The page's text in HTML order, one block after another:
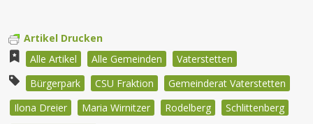
Artikel Drucken
Alle Artikel
Alle Gemeinden
Vaterstetten
Bürgerpark
CSU Fraktion
Gemeinderat Vaterstetten
Ilona Dreier
Maria Wirnitzer Rodelberg
Schlittenberg